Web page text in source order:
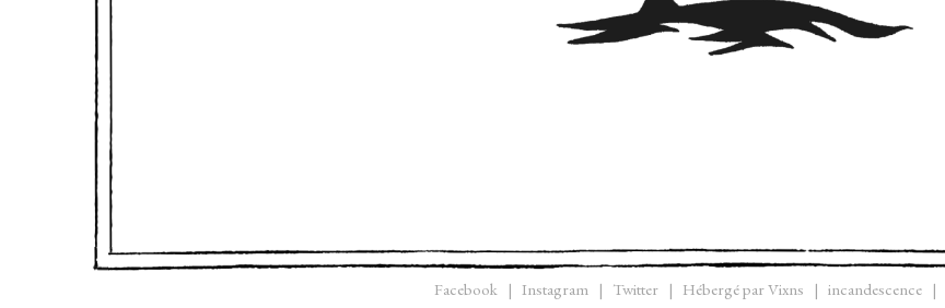
Facebook Instagram Twitter Hébergé par Vixns incandescence